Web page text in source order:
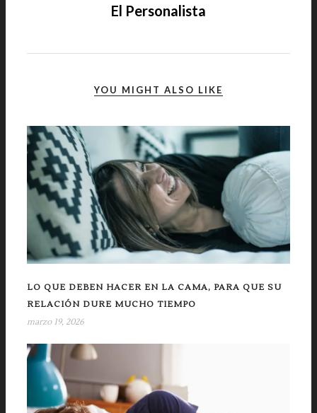
El Personalista
YOU MIGHT ALSO LIKE
LO QUE DEBEN HACER EN LA CAMA, PARA QUE SU
RELACIÓN DURE MUCHO TIEMPO
marzo 19, 2026